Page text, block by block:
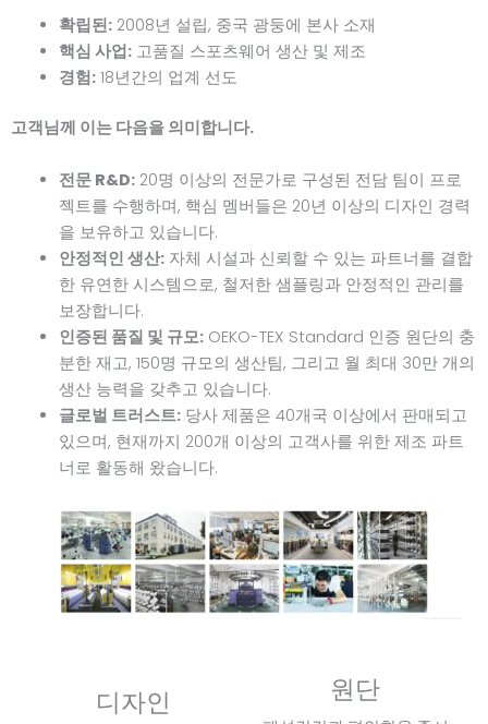
확립된:2008년 설립, 중국 광둥에 본사 소재
핵심 사업:고품질 스포츠웨어 생산 및 제조
경험:18년간의 업계 선도
고객님께 이는 다음을 의미합니다.
전문 R&D:20명 이상의 전문가로 구성된 전담 팀이 프로
젝트를 수행하며, 핵심 멤버들은 20년 이상의 디자인 경력
을 보유하고 있습니다.
안정적인 생산:자체 시설과 신뢰할 수 있는 파트너를 결합
한 유연한 시스템으로, 철저한 샘플링과 안정적인 관리를
보장합니다.
인증된 품질 및 규모:OEKO-TEX Standard 인증 원단의 충
분한 재고, 150명 규모의 생산팀, 그리고 월 최대 30만 개의
생산 능력을 갖추고 있습니다.
글로벌 트러스트:당사 제품은 40개국 이상에서 판매되고
있으며, 현재까지 200개 이상의 고객사를 위한 제조 파트
너로 활동해 왔습니다.
디자인 원단